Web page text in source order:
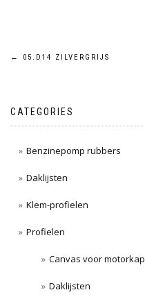
Post
← 05.D14 ZILVERGRIJS
CATEGORIES
Benzinepomp rubbers
Daklijsten
Klem-profielen
Profielen
Canvas voor motorkap
Daklijsten